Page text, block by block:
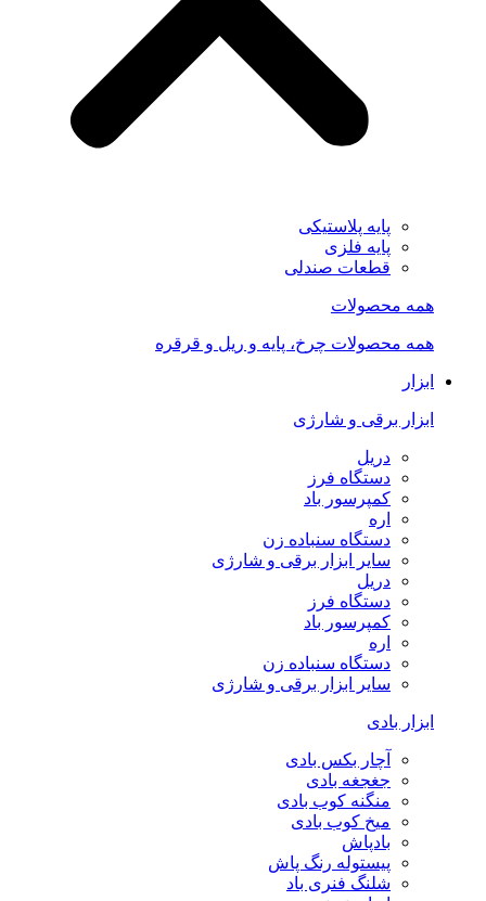
پایه پلاستیکی
پایه فلزی
قطعات صندلی
همه محصولات
همه محصولات چرخ، پایه و ریل و قرقره
ابزار
ابزار برقی و شارژی
دریل
دستگاه فرز
کمپرسور باد
اره
دستگاه سنباده زن
سایر ابزار برقی و شارژی
دریل
دستگاه فرز
کمپرسور باد
اره
دستگاه سنباده زن
سایر ابزار برقی و شارژی
ابزار بادی
آچار بکس بادی
جغجغه بادی
منگنه کوب بادی
میخ کوب بادی
بادپاش
پیستوله رنگ پاش
شلنگ فنری باد